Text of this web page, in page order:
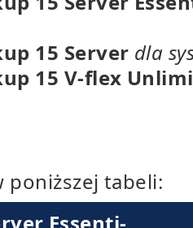
15 Server dla
15 V-flex
poniższej tabeli: